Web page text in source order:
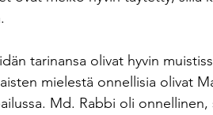
tarinansa olivat hyvin
mielestä onnellisia olivat
Md. Rabbi oli